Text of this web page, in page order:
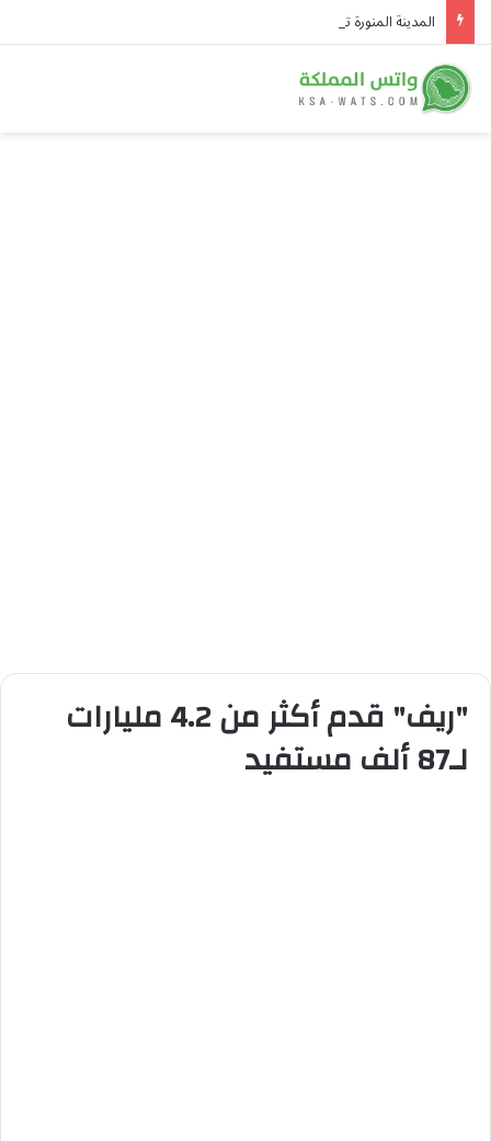
المدينة المنورة تودّع الأديب والمؤرخ محمد البليهشي مربي الأجيال
"ريف" قدم أكثر من 4.2 مليارات
لـ87 ألف مستفيد